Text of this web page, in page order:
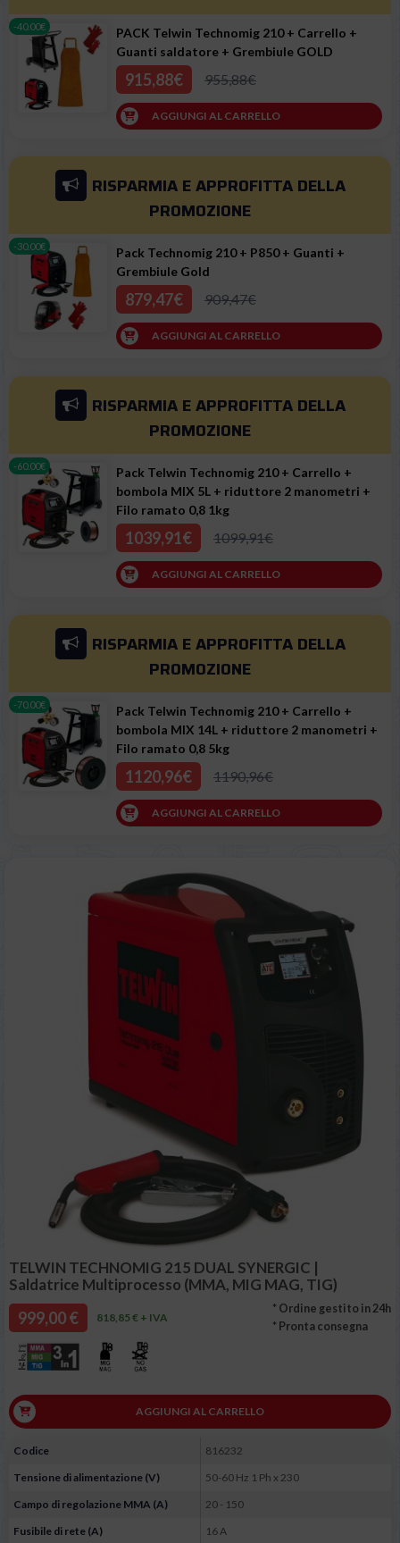
PACK Telwin Technomig 210 + Carrello +
Guanti saldatore + Grembiule GOLD
-40.00€
955,88€
915,88€
AGGIUNGI AL CARRELLO
RISPARMIA E APPROFITTA DELLA
PROMOZIONE
Pack Technomig 210 + P850 + Guanti +
Grembiule Gold
-30.00€
909,47€
879,47€
AGGIUNGI AL CARRELLO
RISPARMIA E APPROFITTA DELLA
PROMOZIONE
Pack Telwin Technomig 210 + Carrello +
bombola MIX 5L + riduttore 2 manometri +
Filo ramato 0,8 1kg
-60.00€
1099,91€
1039,91€
AGGIUNGI AL CARRELLO
RISPARMIA E APPROFITTA DELLA
PROMOZIONE
Pack Telwin Technomig 210 + Carrello +
bombola MIX 14L + riduttore 2 manometri +
Filo ramato 0,8 5kg
-70.00€
1190,96€
1120,96€
AGGIUNGI AL CARRELLO
TELWIN TECHNOMIG 215 DUAL SYNERGIC |
Saldatrice Multiprocesso (MMA, MIG MAG, TIG)
999,00 € 818,85 € + IVA
* Ordine gestito in 24h
* Pronta consegna
AGGIUNGI AL CARRELLO
Codice
816232
Tensione di alimentazione (V)
50-60 Hz 1 Ph x 230
Campo di regolazione MMA (A)
20 - 150
Fusibile di rete (A)
16 A